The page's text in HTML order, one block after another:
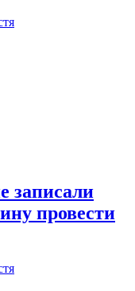
записали
провести